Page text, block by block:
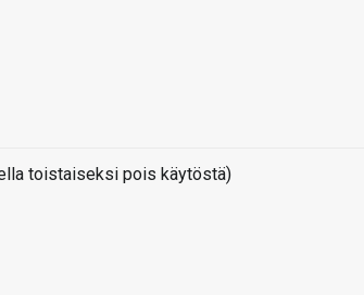
toistaiseksi pois käytöstä)